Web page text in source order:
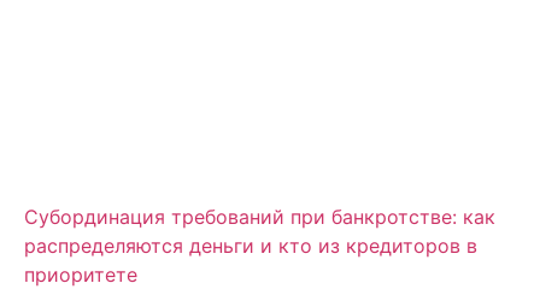
Субординация требований при банкротстве: как
распределяются деньги и кто из кредиторов в
приоритете